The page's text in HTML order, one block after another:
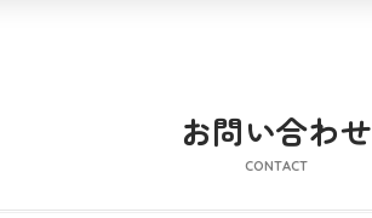
お問い合わせ
CONTACT